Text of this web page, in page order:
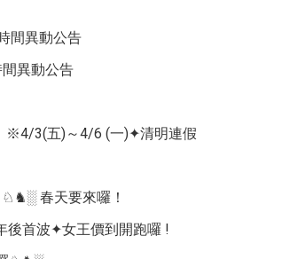
間異動公告
異動公告
※4/3(五)～4/6 (一)✦清明連假
春天要來囉！
後首波✦女王價到開跑囉 !